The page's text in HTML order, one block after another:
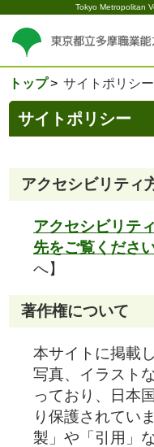
Tokyo Metropolitan
トップ サイトポリシー
サイトポリシー
アクセシビリティ
アクセシビリテ
先をご覧ください
へ】
著作権について
本サイトに掲載
写真、イラスト
っており、日本
り保護されてい
製」や「引用」